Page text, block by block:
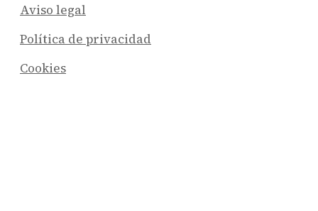
Aviso legal
Política de privacidad
Cookies